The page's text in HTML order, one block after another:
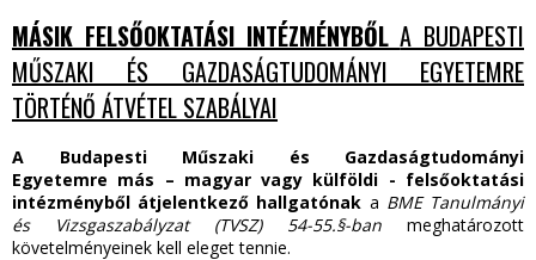
MÁSIK FELSŐOKTATÁSI INTÉZMÉNYBŐLA BUDAPESTI
MŰSZAKI ÉS GAZDASÁGTUDOMÁNYI EGYETEMRE
TÖRTÉNŐ ÁTVÉTEL SZABÁLYAI
A Budapesti Műszaki és Gazdaságtudományi
Egyetemre más – magyar vagy külföldi - felsőoktatási
intézményből átjelentkező hallgatónak a BME Tanulmányi
és Vizsgaszabályzat (TVSZ) 54-55.§-ban meghatározott
követelményeinek kell eleget tennie.